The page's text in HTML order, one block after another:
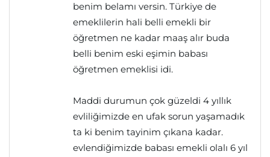
benim belamı versin. Türkiye de
emeklilerin hali belli emekli bir
öğretmen ne kadar maaş alır buda
belli benim eski eşimin babası
öğretmen emeklisi idi.
Maddi durumun çok güzeldi 4 yıllık
evliliğimizde en ufak sorun yaşamadık
ta ki benim tayinim çıkana kadar.
evlendiğimizde babası emekli olalı 6 yıl